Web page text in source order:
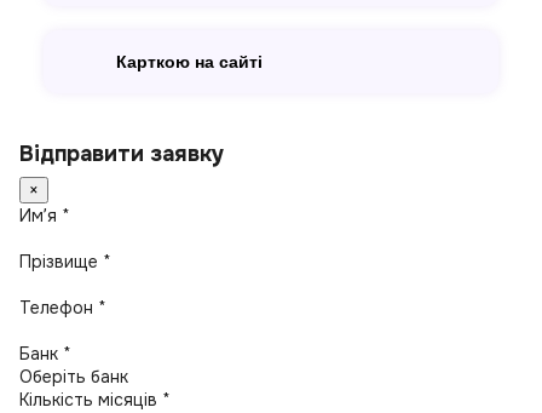
Карткою на сайті
Відправити заявку
×
Имʼя *
Прізвище *
Телефон *
Банк *
Кількість місяців *